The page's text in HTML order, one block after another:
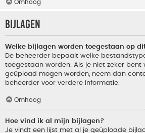
Omhoog
Bijlagen
Welke bijlagen worden toegestaan op
De beheerder bepaalt welke
toegestaan worden. Als je niet zeker bent
geüpload mogen worden, neem dan
beheerder voor verdere informatie.
Omhoog
Hoe vind ik al mijn bijlagen?
Je vindt een lijst met al je geüploade